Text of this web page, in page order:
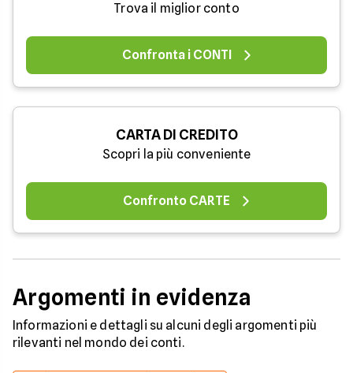
Trova il miglior conto
Confronta i CONTI
CARTA DI CREDITO
Scopri la più conveniente
Confronto CARTE
Argomenti in evidenza
Informazioni e dettagli su alcuni degli argomenti più
rilevanti nel mondo dei conti.